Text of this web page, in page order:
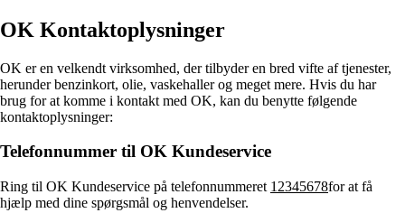
OK Kontaktoplysninger
OK er en velkendt virksomhed, der tilbyder en bred vifte af tjenester,
herunder benzinkort, olie, vaskehaller og meget mere. Hvis du har
brug for at komme i kontakt med OK, kan du benytte følgende
kontaktoplysninger:
Telefonnummer til OK Kundeservice
Ring til OK Kundeservice på telefonnummeret 12345678for at få
hjælp med dine spørgsmål og henvendelser.